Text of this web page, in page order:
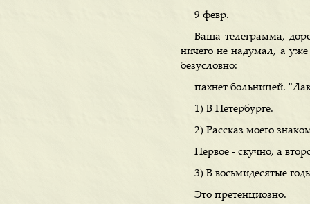
9 февр.
Ваша телеграмма,
ничего не надумал, а уже
безусловно:
пахнет больницей.
1) В Петербурге.
2) Рассказ моего
Первое - скучно, а
3) В восьмидесятые
Это претенциозно.